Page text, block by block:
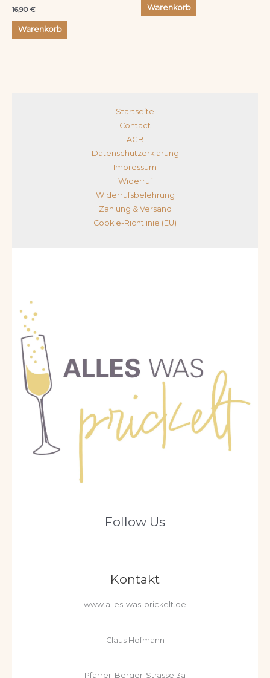
16,90€
Warenkorb
Warenkorb
Startseite
Contact
AGB
Datenschutzerklärung
Impressum
Widerruf
Widerrufsbelehrung
Zahlung & Versand
Cookie-Richtlinie (EU)
Follow Us
Kontakt
www.alles-was-prickelt.de
Claus Hofmann
Pfarrer-Berger-Strasse 3a